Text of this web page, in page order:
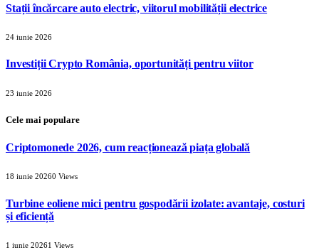
Stații încărcare auto electric, viitorul mobilității electrice
24 iunie 2026
Investiții Crypto România, oportunități pentru viitor
23 iunie 2026
Cele mai populare
Criptomonede 2026, cum reacționează piața globală
18 iunie 20260 Views
Turbine eoliene mici pentru gospodării izolate: avantaje, costuri
și eficiență
1 iunie 20261 Views